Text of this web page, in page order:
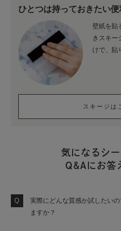
ひとつは持っておきたい
壁紙を貼
きスキー
けで、貼
スキージは
気になるシ
Q&Aにお答
実際にどんな質感か試したい
ますか？